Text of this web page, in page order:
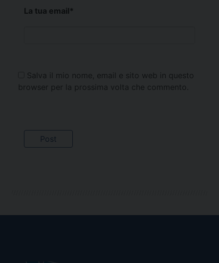
La tua email*
Salva il mio nome, email e sito web in questo
browser per la prossima volta che commento.